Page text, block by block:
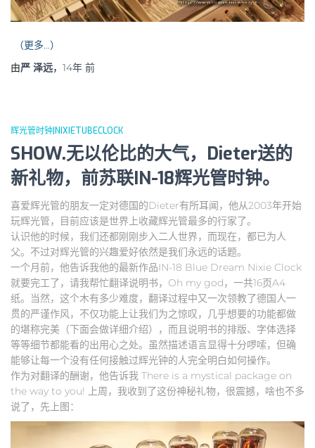
（更多…）
由严 泽远， 14年 前
辉光管时钟|NIXIETUBECLOCK
SHOW.无以伦比的大气，Dieter送的
新礼物，前苏联IN-18辉光管时钟。
喜爱辉光管的朋友一定对德国的Dieter有所耳闻，他从2003年开始
玩辉光管，目前应该是世界上收藏辉光管最多的行家了。
认识他的时候，我们还都刚刚步入二人世界，而现在，都已为人
父。不过对辉光管的兴趣爱好依然是我们永远的话题。
一个月前，他告诉我他的最新作品IN-18 Blue Dream Nixie Clock
就要完工了，请我帮忙翻译说明书，Oh my god，一共16页A4
纸。当然，这个木有多少难度，翻译过程中又一次领教了德国人一
贯的严谨作风，不仅功能上让我们为之惊叹，几乎想要的功能都做
的堪称完美（下面会做详细介绍），而且说明书的排版、字体选择
等等细节都能看的出用心之处。虽然描述语言显得十分啰嗦，但确
能够让每一个没有任何接触过辉光钟的人完全明白如何操作。
作为对翻译的酬谢，他告诉我 There is a mystical package on
the way to you! 上周，我收到了这份神秘礼物，很震撼，啥也不多
说了，先上图：